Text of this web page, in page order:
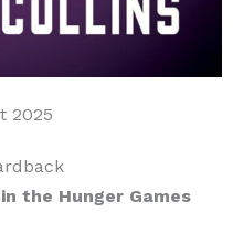
2025
the Hunger Games